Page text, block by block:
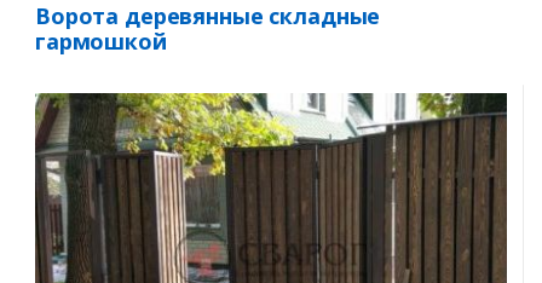
Ворота деревянные складные
гармошкой